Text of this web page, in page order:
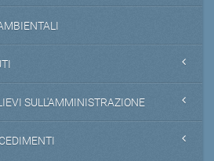
SULL'AMMINISTRAZIONE